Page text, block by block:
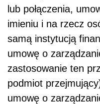
lub połączenia,
imieniu i na rzecz
samą instytucją
umowę o
zastosowanie ten
podmiot
umowę o